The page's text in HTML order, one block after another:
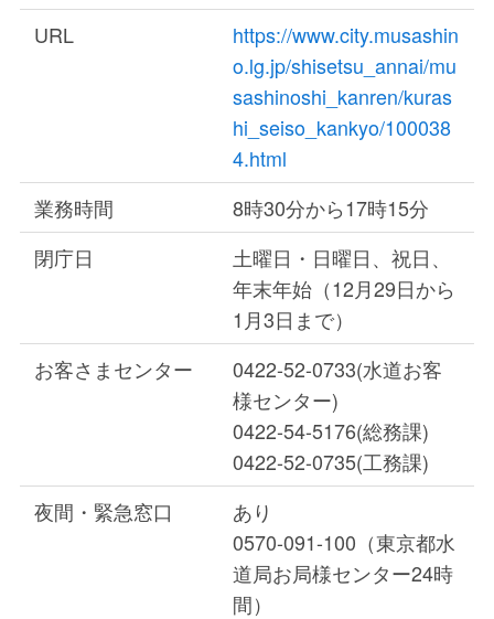
URL
https://www.city.musashin
o.lg.jp/shisetsu_annai/mu
sashinoshi_kanren/kuras
hi_seiso_kankyo/100038
4.html
業務時間
8時30分から17時15分
閉庁日
土曜日・日曜日、祝日、
年末年始（12月29日から
1月3日まで）
お客さまセンター
0422-52-0733(水道お客
様センター)
0422-54-5176(総務課)
0422-52-0735(工務課)
夜間・緊急窓口
あり
0570-091-100（東京都水
道局お局様センター24時
間）